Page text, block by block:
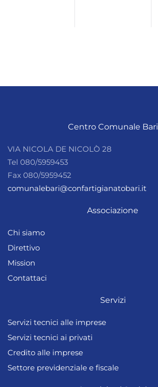
Centro Comunale Bari
VIA NICOLA DE NICOLÒ 28
Tel 080/5959453
Fax 080/5959452
comunalebari@confartigianatobari.it
Associazione
Chi siamo
Direttivo
Mission
Contattaci
Servizi
Servizi tecnici alle imprese
Servizi tecnici ai privati
Credito alle imprese
Settore previdenziale e fiscale